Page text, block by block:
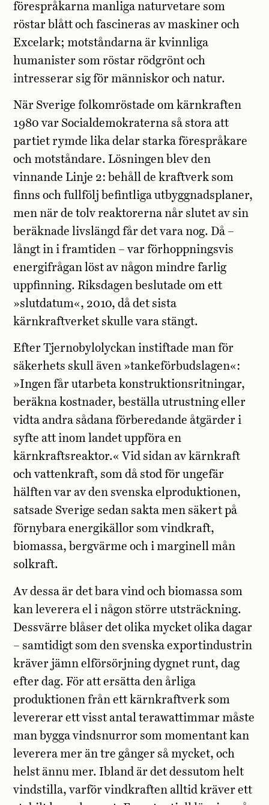
förespråkarna manliga naturvetare som
röstar blått och fascineras av maskineroch
Excelark; motståndarna är kvinnliga
humanister som röstar rödgrönt och
intresserar sig för människor och natur.
När Sverige folkomröstade om kärnkraften
1980 var Socialdemokraterna så stora att
partiet rymde lika delar starka förespråkare
och motståndare. Lösningen blev den
vinnande Linje 2: behåll de kraftverk som
finns och fullfölj befintliga utbyggnadsplaner,
men när de tolv reaktorerna når slutet av sin
beräknade livslängd får det vara nog. Då –
långt in i framtiden – var förhoppningsvis
energifrågan löst av någon mindre farlig
uppfinning. Riksdagen beslutade om ett
»slutdatum«, 2010, då det sista
kärnkraftverket skulle vara stängt.
Efter Tjernobylolyckan instiftade man för
säkerhets skull även »tankeförbudslagen«:
»Ingen får utarbeta konstruktionsritningar,
beräkna kostnader, beställa utrustning eller
vidta andra sådana förberedande åtgärder i
syfte att inom landet uppföra en
kärnkraftsreaktor.« Vid sidan av kärnkraft
och vattenkraft, som då stod för ungefär
hälften var av den svenska elproduktionen,
satsade Sverige sedan sakta men säkert på
förnybara energikällor som vindkraft,
biomassa, bergvärme och i marginell mån
solkraft.
Av dessa är det bara vind och biomassa som
kan leverera el i någon större utsträckning.
Dessvärre blåser det olika mycket olika dagar
– samtidigt som den svenska exportindustrin
kräver jämn elförsörjning dygnet runt, dag
efter dag. För att ersätta den årliga
produktionen från ett kärnkraftverk som
levererar ett visst antal terawattimmar måste
man bygga vindsnurror som momentant kan
leverera mer än tre gånger så mycket, och
helst ännu mer. Ibland är det dessutom helt
vindstilla, varför vindkraften alltid kräver ett